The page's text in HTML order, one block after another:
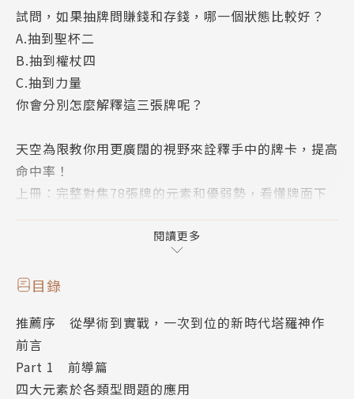
試問，如果抽牌問賺錢和存錢，哪一個狀態比較好？
A.抽到聖杯二
B.抽到權杖四
C.抽到力量
你會分別怎麼解釋這三張牌呢？
天空為限教你用更廣闊的視野來詮釋手中的牌卡，提高
命中率！
上冊：完整對焦78張牌的元素和優弱勢，看懂牌面下
下冊：8大牌陣應用＋42個實占解牌案例，透視名師的
附《藏在塔羅裡的占卜符碼》練習題解答
如何一眼看到最底層的牌義？
逆位牌到底怎麼解？
看書都懂，實際占卜卻失去準度？
閱讀更多
目錄
推薦序 從學術到實戰，一次到位的新時代塔羅神作
前言
Part 1 前導篇
四大元素於各類型問題的應用